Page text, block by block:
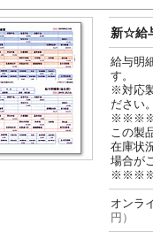
新☆給
給与明
す。
※対応
ださい
この製
在庫状
場合が
オン
円）